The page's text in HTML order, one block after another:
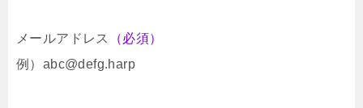
メールアドレス
（必須）
例）abc@defg.harp